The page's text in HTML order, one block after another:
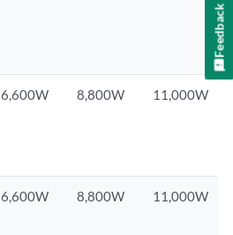
6,600W 8,800W 11,000W
6,600W 8,800W 11,000W
Feedback